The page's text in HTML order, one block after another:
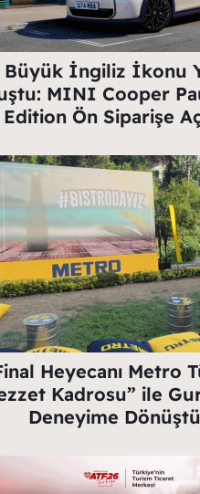
İngiliz İkonu
MINI Cooper
Edition Ön Siparişe
Heyecanı Metro
Kadrosu” ile
Deneyime